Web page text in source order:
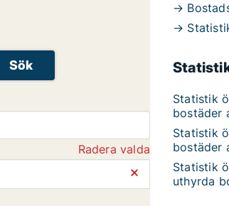
Sök
Radera valda
⨯
→
→
Statistik
bostäder
Statistik
bostäder
Statistik
uthyrda